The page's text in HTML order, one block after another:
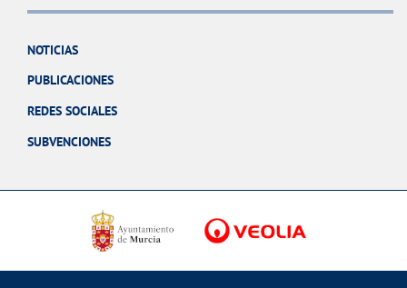
NOTICIAS
PUBLICACIONES
REDES SOCIALES
SUBVENCIONES